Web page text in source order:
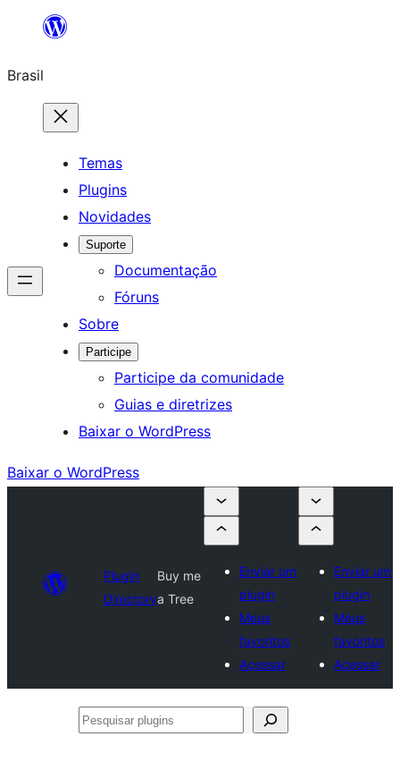
o
conteúdo
Brasil
Temas
Plugins
Novidades
Suporte
Documentação
Fóruns
Sobre
Participe
Participe da comunidade
Guias e diretrizes
Baixar o WordPress
Baixar o WordPress
Plugin
Directory
Buy me
a Tree
Enviar um
plugin
Meus
favoritos
Acessar
Enviar um
plugin
Meus
favoritos
Acessar
Pesquisar